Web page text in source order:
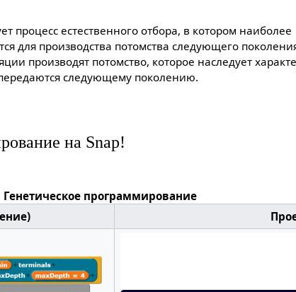
процесс естественного отбора, в котором наиболее
для производства потомства следующего
производят потомство, которое наследует
следующему поколению.
на Snap!
Генетическое программирование